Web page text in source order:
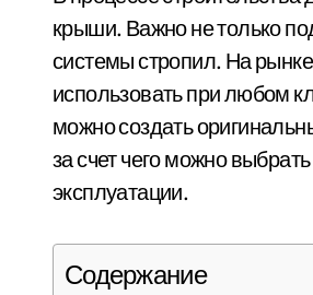
крыши. Важно не только
системы стропил. На
использовать при любом
можно создать
за счет чего можно
эксплуатации.
Содержание